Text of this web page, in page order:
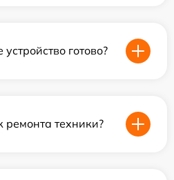
готово?
ремонта техники?